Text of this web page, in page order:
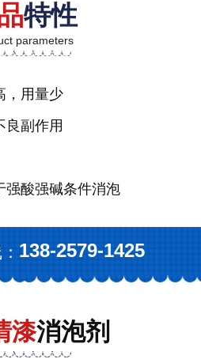
特性
parameters
，用量少
良副作用
强酸强碱条件消泡
138-2579-1425
漆消泡剂